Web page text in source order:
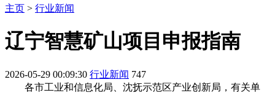
主页 > 行业新闻
辽宁智慧矿山项目申报指南
2026-05-29 00:09:30 行业新闻 747
各市工业和信息化局、沈抚示范区产业创新局，有关单